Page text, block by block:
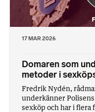
17 MAR 2026
Domaren som
metoder i
Fredrik Nydén,
underkänner
sexköp och har i flera